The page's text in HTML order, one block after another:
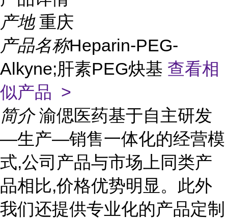
产地 重庆
产品名称Heparin-PEG-
Alkyne;肝素PEG炔基 查看相
似产品 >
简介 渝偲医药基于自主研发
—生产—销售一体化的经营模
式,公司产品与市场上同类产
品相比,价格优势明显。此外
我们还提供专业化的产品定制